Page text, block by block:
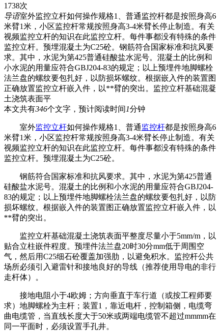
1738次
导语室外监控立杆如何操作规格1、普通监控杆都是按照身高6
米臂1米，小区监控杆常规按照身高3-4米臂长停止制造。有关
视频监控立杆的知识在此监控立杆。每件事都没有特殊的条件
监控立杆。预埋混凝土为C25砼。钢筋符合国家标准和抗风要
求。其中，水泥为第425普通硅酸盐水泥号。混凝土的比例和
小水泥的用量应符合GBJ204-83的规定；以上预埋件地脚螺栓
法兰盘的螺纹要包扎好，以防损坏螺纹。根据嵌入件的装置图
正确放置监控立杆嵌入件，以**臂的突出。监控立杆基础混凝
土浇筑表面平
本文共有346个文字，预计阅读时间 1分钟
室外监控立杆如何操作规格1、普通监控杆都是按照身高6
米臂1米，小区监控杆常规按照身高3-4米臂长停止制造。有关
视频监控立杆的知识在此监控立杆。每件事都没有特殊的条件
监控立杆。预埋混凝土为C25砼。
钢筋符合国家标准和抗风要求。其中，水泥为第425普通
硅酸盐水泥号。混凝土的比例和小水泥的用量应符合GBJ204-
83的规定；以上预埋件地脚螺栓法兰盘的螺纹要包扎好，以防
损坏螺纹。根据嵌入件的装置图正确放置监控立杆嵌入件，以
**臂的突出。
监控立杆基础混凝土浇筑表面平整度尽量小于5mm/m，以
贴合立柱嵌件程度。预埋件法兰盘20时30分mm低于周围空
气，然后用C25细石砼覆盖加强肋，以避免积水。监控杆公共
场所必须引入避雷针和接地良好的导线（推荐使用导电的非行
走杆体）。
接地电阻小于4欧姆；方向垂直于车行道（或按工程师要
求）地脚螺栓为主杆；装置1，靠近电杆，控制箱侧，电缆弯
曲电缆管，当直线长度大于50米或两端电缆管不超过mmmm在
同一平面时，必须设置手孔井。